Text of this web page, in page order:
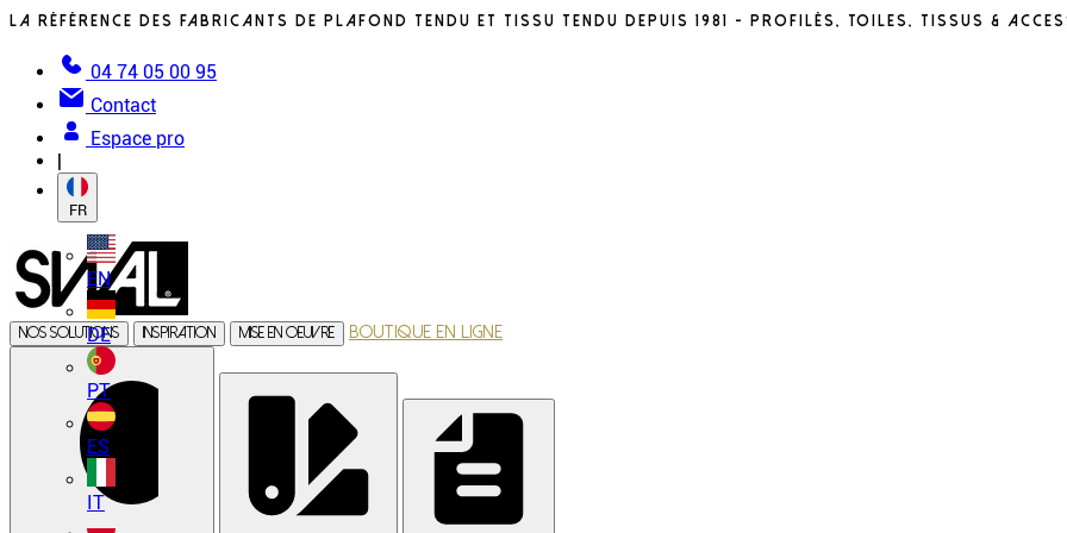
La référence des fabricants de plafond tendu et tissu tendu depuis 1981 - profilés, toiles, tissus &
04 74 05 00 95
Contact
Espace pro
|
FR
EN
DE
PT
ES
IT
Nos solutions Inspiration Mise en oeuvre Boutique en ligne